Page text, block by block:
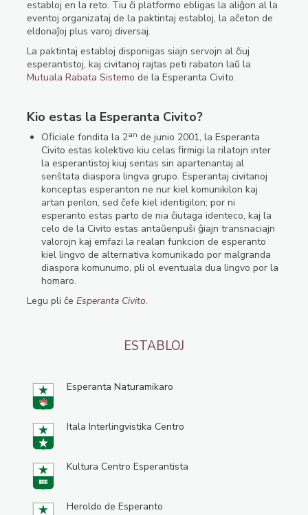
establoj en la reto. Tiu ĉi platformo ebligas la aliĝon al la
eventoj organizataj de la paktintaj establoj, la aĉeton de
eldonaĵoj plus varoj diversaj.
La paktintaj establoj disponigas siajn servojn al ĉiuj
esperantistoj, kaj civitanoj rajtas peti rabaton laŭ la
Mutuala Rabata Sistemo de la Esperanta Civito.
Kio estas la Esperanta Civito?
Oﬁciale fondita la 2an de junio 2001, la Esperanta
Civito estas kolektivo kiu celas ﬁrmigi la rilatojn inter
la esperantistoj kiuj sentas sin apartenantaj al
senŝtata diaspora lingva grupo. Esperantaj civitanoj
konceptas esperanton ne nur kiel komunikilon kaj
artan perilon, sed ĉefe kiel identigilon; por ni
esperanto estas parto de nia ĉiutaga identeco, kaj la
celo de la Civito estas antaŭenpuŝi ĝiajn transnaciajn
valorojn kaj emfazi la realan funkcion de esperanto
kiel lingvo de alternativa komunikado por malgranda
diaspora komunumo, pli ol eventuala dua lingvo por la
homaro.
Legu pli ĉe Esperanta Civito.
ESTABLOJ
Esperanta Naturamikaro
Itala Interlingvistika Centro
Kultura Centro Esperantista
Heroldo de Esperanto